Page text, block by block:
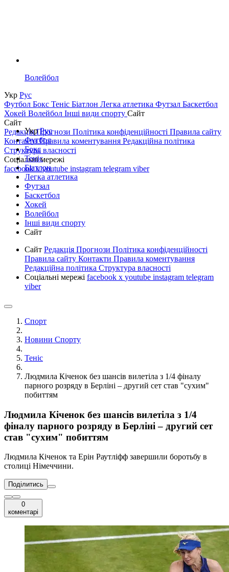
Волейбол
Укр Рус
Футбол Бокс Теніс Біатлон Легка атлетика Футзал Баскетбол
Хокей Волейбол Інші види спорту Сайт
Сайт
РедакціяПрогнози Політика конфіденційності Правила сайту
КонтактиПравила коментування Редакційна політика
Структура власності
Соціальні мережі
facebookxyoutube instagram telegram viber
УкрРус
Футбол
Бокс
Теніс
Біатлон
Легка атлетика
Футзал
Баскетбол
Хокей
Волейбол
Інші види спорту
Сайт
Сайт Редакція Прогнози Політика конфіденційності
Правила сайту Контакти Правила коментування
Редакційна політика Структура власності
Соціальні мережі facebook x youtube instagram telegram
viber
Спорт
Новини Спорту
Теніс
Людмила Кіченок без шансів вилетіла з 1/4 фіналу
парного розряду в Берліні – другий сет став "сухим"
побиттям
Людмила Кіченок без шансів вилетіла з 1/4
фіналу парного розряду в Берліні – другий сет
став "сухим" побиттям
Людмила Кіченок та Ерін Раутліфф завершили боротьбу в
столиці Німеччини.
Поділитись
0
коментарі